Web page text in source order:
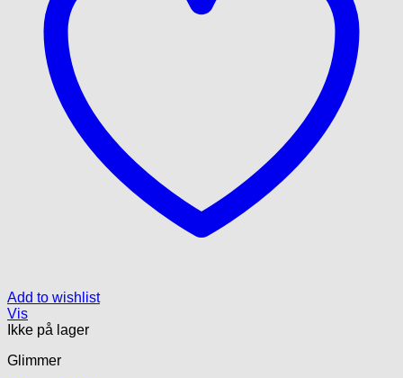
Add to wishlist
Vis
Ikke på lager
Glimmer